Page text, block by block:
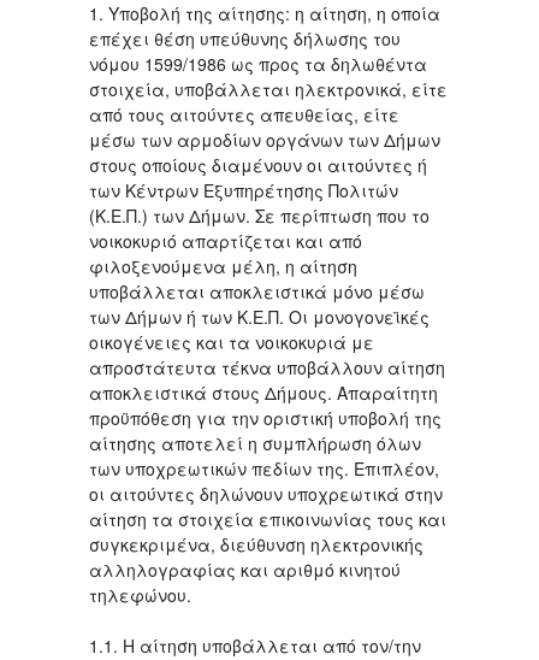
1. Υποβολή της αίτησης: η αίτηση, η οποία
επέχει θέση υπεύθυνης δήλωσης του
νόμου 1599/1986 ως προς τα δηλωθέντα
στοιχεία, υποβάλλεται ηλεκτρονικά, είτε
από τους αιτούντες απευθείας, είτε
μέσω των αρμοδίων οργάνων των Δήμων
στους οποίους διαμένουν οι αιτούντες ή
των Κέντρων Εξυπηρέτησης Πολιτών
(Κ.Ε.Π.) των Δήμων. Σε περίπτωση που το
νοικοκυριό απαρτίζεται και από
φιλοξενούμενα μέλη, η αίτηση
υποβάλλεται αποκλειστικά μόνο μέσω
των Δήμων ή των Κ.Ε.Π. Οι μονογονεϊκές
οικογένειες και τα νοικοκυριά με
απροστάτευτα τέκνα υποβάλλουν αίτηση
αποκλειστικά στους Δήμους. Απαραίτητη
προϋπόθεση για την οριστική υποβολή της
αίτησης αποτελεί η συμπλήρωση όλων
των υποχρεωτικών πεδίων της. Επιπλέον,
οι αιτούντες δηλώνουν υποχρεωτικά στην
αίτηση τα στοιχεία επικοινωνίας τους και
συγκεκριμένα, διεύθυνση ηλεκτρονικής
αλληλογραφίας και αριθμό κινητού
τηλεφώνου.
1.1. Η αίτηση υποβάλλεται από τον/την